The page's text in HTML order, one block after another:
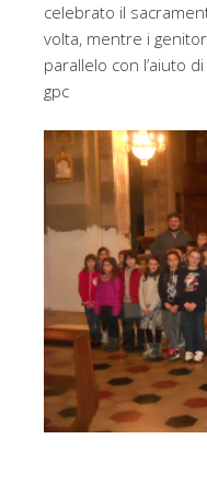
celebrato il
volta, mentre i
parallelo con l’aiuto
gpc